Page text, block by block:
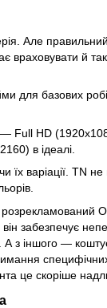
Але
враховувати й
для базових
— Full HD
в ідеалі.
варіації. TN не
забезпечує
А з іншого —
це скоріше